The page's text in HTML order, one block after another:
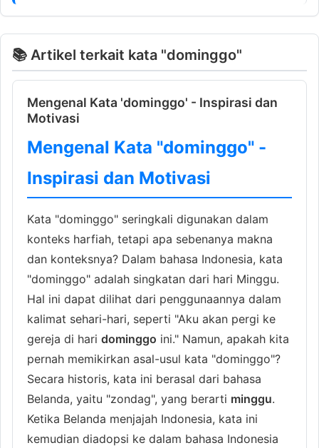
📚 Artikel terkait kata "dominggo"
Mengenal Kata 'dominggo' - Inspirasi dan
Motivasi
Mengenal Kata "dominggo" -
Inspirasi dan Motivasi
Kata "dominggo" seringkali digunakan dalam
konteks harfiah, tetapi apa sebenanya makna
dan konteksnya? Dalam bahasa Indonesia, kata
"dominggo" adalah singkatan dari hari Minggu.
Hal ini dapat dilihat dari penggunaannya dalam
kalimat sehari-hari, seperti "Aku akan pergi ke
gereja di hari dominggo ini." Namun, apakah kita
pernah memikirkan asal-usul kata "dominggo"?
Secara historis, kata ini berasal dari bahasa
Belanda, yaitu "zondag", yang berarti minggu.
Ketika Belanda menjajah Indonesia, kata ini
kemudian diadopsi ke dalam bahasa Indonesia